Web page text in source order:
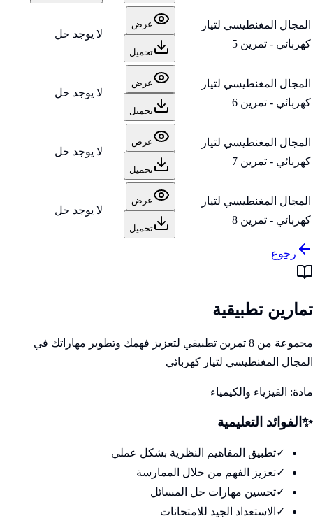
المجال المغنطيسي لتيار
كهربائي - تمرين 5
عرض
تحميل
لا يوجد حل
المجال المغنطيسي لتيار
كهربائي - تمرين 6
عرض
تحميل
لا يوجد حل
المجال المغنطيسي لتيار
كهربائي - تمرين 7
عرض
تحميل
لا يوجد حل
المجال المغنطيسي لتيار
كهربائي - تمرين 8
عرض
تحميل
لا يوجد حل
رجوع
تمارين تطبيقية
مجموعة من 8 تمرين تطبيقي لتعزيز فهمك وتطوير مهاراتك في
المجال المغنطيسي لتيار كهربائي
مادة: الفيزياء والكيمياء
✨ الفوائد التعليمية
✓تطبيق المفاهيم النظرية بشكل عملي
✓تعزيز الفهم من خلال الممارسة
✓تحسين مهارات حل المسائل
✓ الاستعداد الجيد للامتحانات